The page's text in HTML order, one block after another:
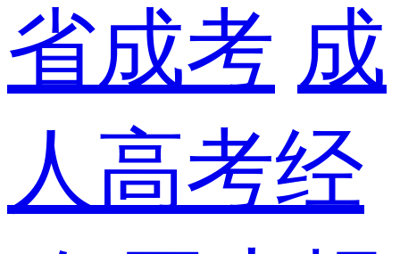
省成考 成
人高考经